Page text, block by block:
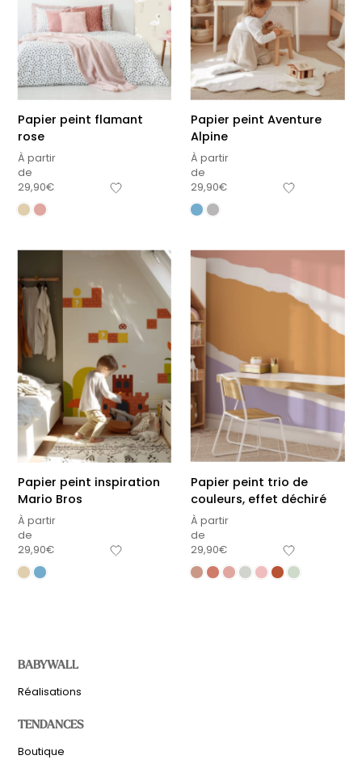
Papier peint flamant
rose
À partir
de
29,90€
Papier peint Aventure
Alpine
À partir
de
29,90€
Papier peint inspiration
Mario Bros
À partir
de
29,90€
Papier peint trio de
couleurs, effet déchiré
À partir
de
29,90€
BABYWALL
Réalisations
TENDANCES
Boutique